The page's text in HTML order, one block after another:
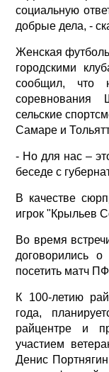
социальную
добрые дела, -
Женская
городскими
сообщил, что
соревнования
сельские
Самаре и
- Но для нас –
беседе с
В качестве
игрок "Крыльев
Во время
договорились
посетить матч
К 100-летию
года,
райцентре и
участием
Денис